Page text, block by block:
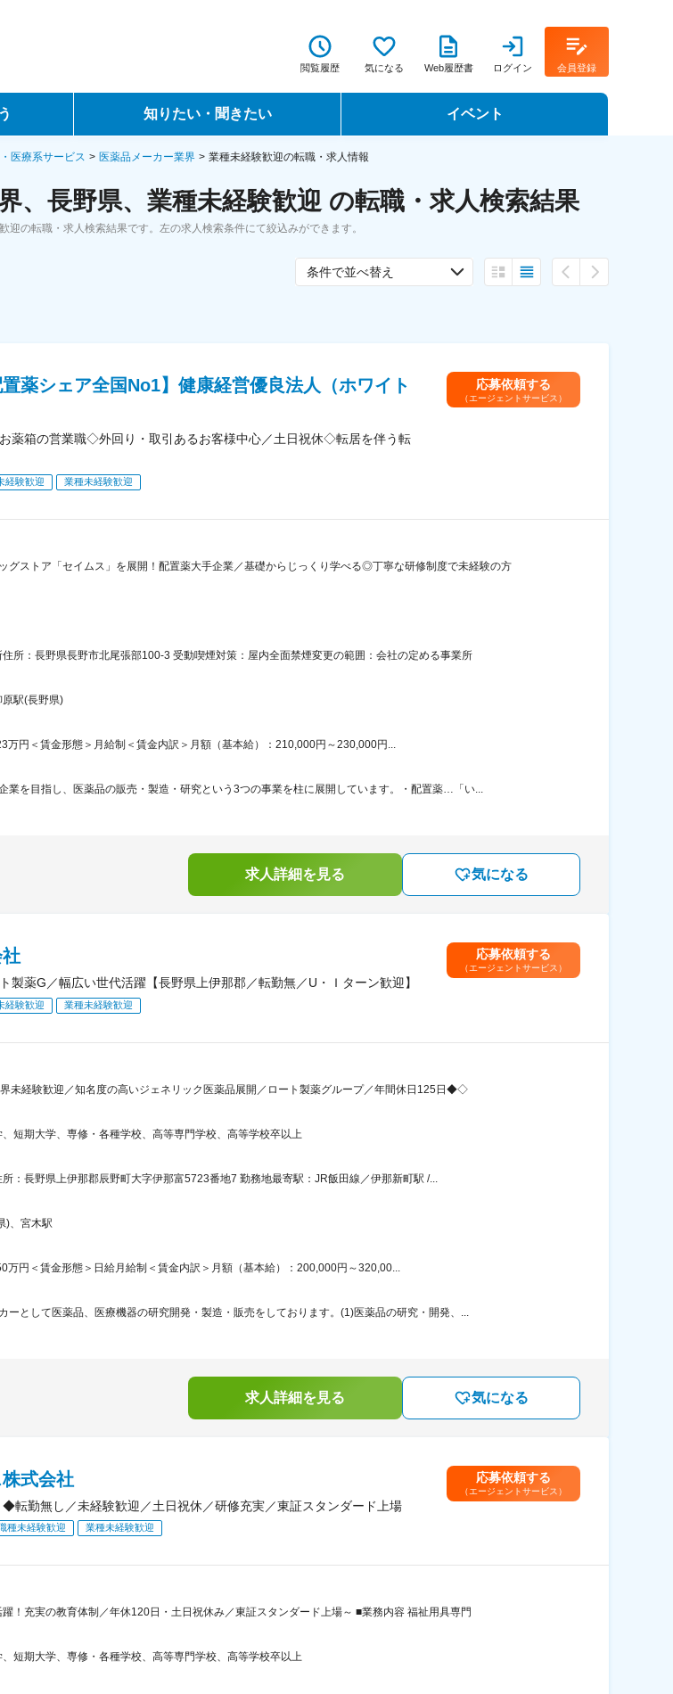
閲覧履歴 気になる Web履歴書 ログイン 会員登録
知りたい・聞きたい
転職ノウハウ
データで見る転職
イベント
転職イベント・転職セミナー
転職フェア
医療系サービス 医薬品メーカー業界 業種未経験歓迎の転職・求人情報
、長野県、業種未経験歓迎 の転職・求人検索結果
迎の転職・求人検索結果です。左の求人検索条件にて絞込みができます。
条件で並べ替え
薬シェア全国No1】健康経営優良法人（ホワイト
お薬箱の営業職◇外回り・取引あるお客様中心／土日祝休◇転居を伴う転
経験歓迎 業種未経験歓迎
応募依頼する
（エージェントサービス）
グストア「セイムス」を展開！配置薬大手企業／基礎からじっくり学べる◎丁寧な研修制度で未経験の方
住所：長野県長野市北尾張部100-3 受動喫煙対策：屋内全面禁煙変更の範囲：会社の定める事業所
駅(長野県)
万円＜賃金形態＞月給制＜賃金内訳＞月額（基本給）：210,000円～230,000円...
業を目指し、医薬品の販売・製造・研究という3つの事業を柱に展開しています。・配置薬…「い...
求人詳細を見る 気になる
薬G／幅広い世代活躍【長野県上伊那郡／転勤無／U・Ｉターン歓迎】
経験歓迎 業種未経験歓迎
応募依頼する
（エージェントサービス）
未経験歓迎／知名度の高いジェネリック医薬品展開／ロート製薬グループ／年間休日125日◆◇
短期大学、専修・各種学校、高等専門学校、高等学校卒以上
：長野県上伊那郡辰野町大字伊那富5723番地7 勤務地最寄駅：JR飯田線／伊那新町駅 /...
)、宮木駅
万円＜賃金形態＞日給月給制＜賃金内訳＞月額（基本給）：200,000円～320,00...
ーとして医薬品、医療機器の研究開発・製造・販売をしております。(1)医薬品の研究・開発、...
求人詳細を見る 気になる
式会社
◆転勤無し／未経験歓迎／土日祝休／研修充実／東証スタンダード上場
種未経験歓迎 業種未経験歓迎
応募依頼する
（エージェントサービス）
！充実の教育体制／年休120日・土日祝休み／東証スタンダード上場～ ■業務内容 福祉用具専門
短期大学、専修・各種学校、高等専門学校、高等学校卒以上